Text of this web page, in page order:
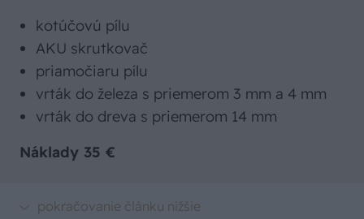
kotúčovú pílu
AKU skrutkovač
priamočiaru pílu
vrták do železa s priemerom 3 mm a 4 mm
vrták do dreva s priemerom 14 mm
Náklady 35 €